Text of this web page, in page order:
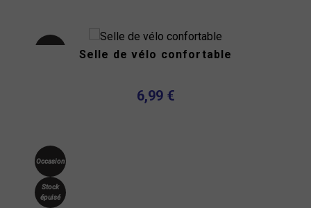
Selle de vélo confortable
6,99 €
Occasion
Stock
épuisé